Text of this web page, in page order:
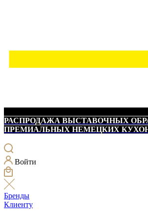
РАСПРОДАЖА ВЫСТАВОЧНЫХ
ПРЕМИАЛЬНЫХ НЕМЕЦКИХ
Войти
Бренды
Клиенту